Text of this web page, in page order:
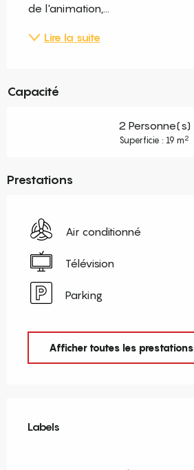
de l'animation,...
Lire la suite
Capacité
2 Personne(s)
Superficie : 19 m2
Prestations
Air conditionné
Télévision
Parking
Afficher toutes les prestations
Labels
Labels